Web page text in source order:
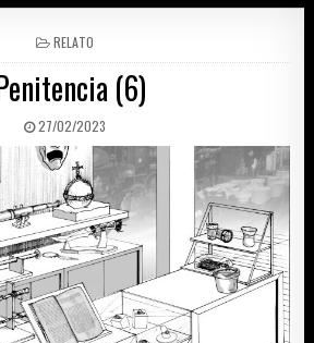
POSTED
IN
RELATO
(6)
PUBLISHED
DATE:
27/02/2023